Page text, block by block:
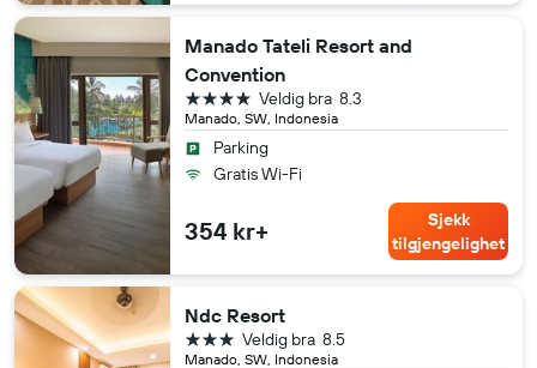
Manado Tateli Resort and
Convention
Manado, SW, Indonesia
8.3
Veldig bra
4 stjerner
Parking
Gratis Wi-Fi
354 kr+
Sjekk
tilgjengelighet
Ndc Resort
Manado, SW, Indonesia
8.5
Veldig bra
3 stjerner